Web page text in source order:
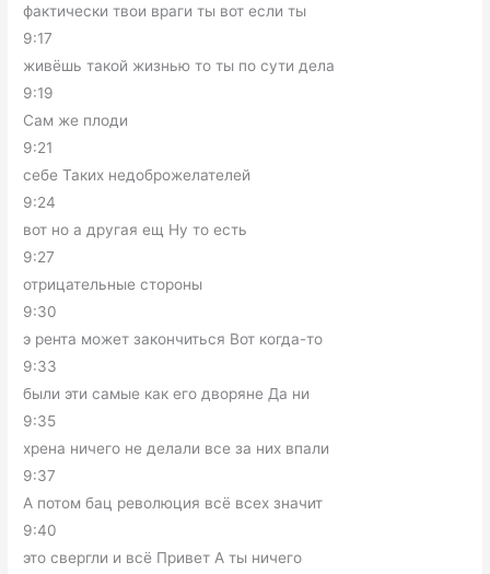
фактически твои враги ты вот если ты
9:17
живёшь такой жизнью то ты по сути дела
9:19
Сам же плоди
9:21
себе Таких недоброжелателей
9:24
вот но а другая ещ Ну то есть
9:27
отрицательные стороны
9:30
э рента может закончиться Вот когда-то
9:33
были эти самые как его дворяне Да ни
9:35
хрена ничего не делали все за них впали
9:37
А потом бац революция всё всех значит
9:40
это свергли и всё Привет А ты ничего